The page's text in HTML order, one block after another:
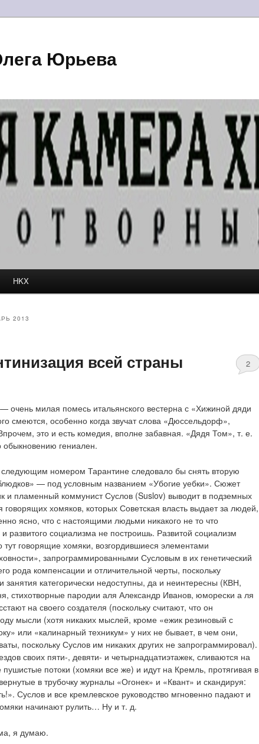
Юрьева
содержимомусодержимому
HKX
2013
всей страны 2
очень милая помесь итальянского вестерна с «Хижиной дяди
смеются, особенно когда звучат слова «Дюссельдорф»,
это и есть комедия, вполне забавная. «Дядя Том», т. е.
гениален.
номером Тарантине следовало бы снять вторую
— под условным названием «Убогие уебки». Сюжет
и пламенный коммунист Суслов (Suslov) выводит в подземных
хомяков, которых Советская власть выдает за людей,
ясно, что с настоящими людьми никакого не то что
развитого социализма не построишь. Развитой социализм
тут говорящие хомяки, возгордившиеся элементами
запрограммированными Сусловым в их генетический
рода компенсации и отличительной черты, поскольку
категорически недоступны, да и неинтересны (КВН,
стихотворные пародии аля Александр Иванов, юморески а ля
на своего создателя (поскольку считают, что он
мысли (хотя никаких мыслей, кроме «ежик резиновый с
или «калинарный техникум» у них не бывает, в чем они,
поскольку Суслов им никаких других не запрограммировал).
своих пяти-, девяти- и четырнадцатиэтажек, сливаются на
пушистые потоки (хомяки все же) и идут на Кремль, протягивая в
в трубочку журналы «Огонек» и «Квант» и скандируя:
Суслов и все кремлевское руководство мгновенно падают и
начинают рулить… Ну и т. д.
я думаю.